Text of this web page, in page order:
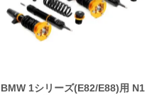
BMW 1シリーズ(E82/E88)用 N1